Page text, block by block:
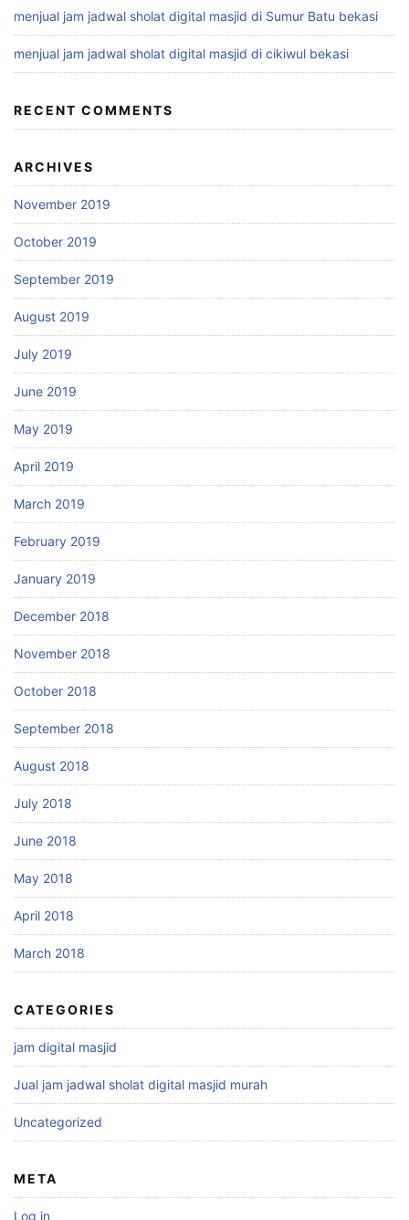
menjual jam jadwal sholat digital masjid di Sumur Batu bekasi
menjual jam jadwal sholat digital masjid di cikiwul bekasi
RECENT COMMENTS
ARCHIVES
November 2019
October 2019
September 2019
August 2019
July 2019
June 2019
May 2019
April 2019
March 2019
February 2019
January 2019
December 2018
November 2018
October 2018
September 2018
August 2018
July 2018
June 2018
May 2018
April 2018
March 2018
CATEGORIES
jam digital masjid
Jual jam jadwal sholat digital masjid murah
Uncategorized
META
Log in